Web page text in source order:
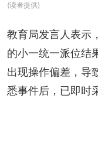
(读者提供)
教育局发言人表示
的小一统一派位结
出现操作偏差，导
悉事件后，已即时